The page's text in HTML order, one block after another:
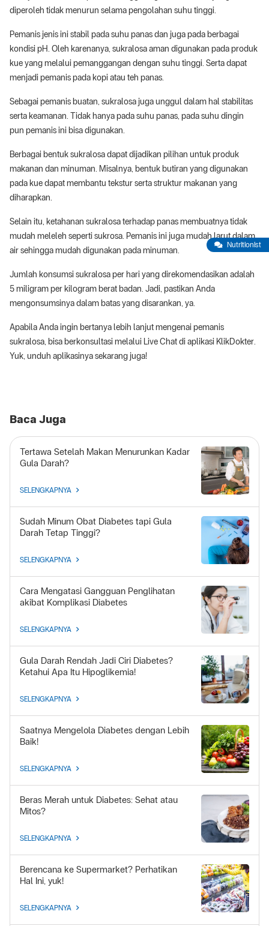
diperoleh tidak menurun selama pengolahan suhu tinggi.
Pemanis jenis ini stabil pada suhu panas dan juga pada berbagai
kondisi pH. Oleh karenanya, sukralosa aman digunakan pada produk
kue yang melalui pemanggangan dengan suhu tinggi. Serta dapat
menjadi pemanis pada kopi atau teh panas.
Sebagai pemanis buatan, sukralosa juga unggul dalam hal stabilitas
serta keamanan. Tidak hanya pada suhu panas, pada suhu dingin
pun pemanis ini bisa digunakan.
Berbagai bentuk sukralosa dapat dijadikan pilihan untuk produk
makanan dan minuman. Misalnya, bentuk butiran yang digunakan
pada kue dapat membantu tekstur serta struktur makanan yang
diharapkan.
Selain itu, ketahanan sukralosa terhadap panas membuatnya tidak
mudah meleleh seperti sukrosa. Pemanis ini juga mudah larut dalam
air sehingga mudah digunakan pada minuman.
Jumlah konsumsi sukralosa per hari yang direkomendasikan adalah
5 miligram per kilogram berat badan. Jadi, pastikan Anda
mengonsumsinya dalam batas yang disarankan, ya.
Apabila Anda ingin bertanya lebih lanjut mengenai pemanis
sukralosa, bisa berkonsultasi melalui Live Chat di aplikasi KlikDokter.
Yuk, unduh aplikasinya sekarang juga!
Baca Juga
Tertawa Setelah Makan Menurunkan Kadar
Gula Darah?
SELENGKAPNYA
Sudah Minum Obat Diabetes tapi Gula
Darah Tetap Tinggi?
SELENGKAPNYA
Cara Mengatasi Gangguan Penglihatan
akibat Komplikasi Diabetes
SELENGKAPNYA
Gula Darah Rendah Jadi Ciri Diabetes?
Ketahui Apa Itu Hipoglikemia!
SELENGKAPNYA
Saatnya Mengelola Diabetes dengan Lebih
Baik!
SELENGKAPNYA
Beras Merah untuk Diabetes: Sehat atau
Mitos?
SELENGKAPNYA
Berencana ke Supermarket? Perhatikan
Hal Ini, yuk!
SELENGKAPNYA
Nutritionist